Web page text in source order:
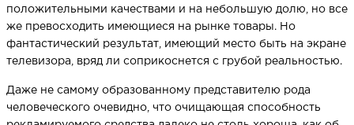
положительными качествами и на небольшую долю, но все
же превосходить имеющиеся на рынке товары. Но
фантастический результат, имеющий место быть на экране
телевизора, вряд ли соприкоснется с грубой реальностью.
Даже не самому образованному представителю рода
человеческого очевидно, что очищающая способность